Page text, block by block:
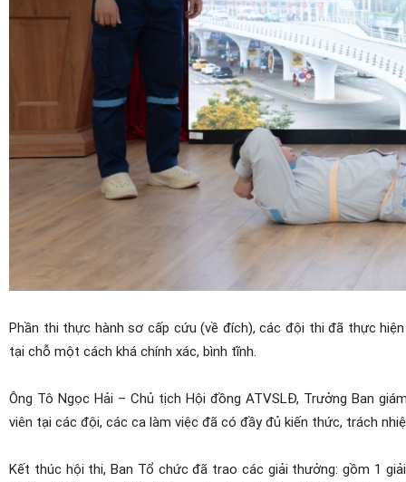
Phần thi thực hành sơ cấp cứu (về đích), các đội thi đã thực
tại chỗ một cách khá chính xác, bình tĩnh.
Ông Tô Ngọc Hải – Chủ tịch Hội đồng ATVSLĐ, Trưởng Ban
viên tại các đội, các ca làm việc đã có đầy đủ kiến thức, trách
Kết thúc hội thi, Ban Tổ chức đã trao các giải thưởng: gồm 1